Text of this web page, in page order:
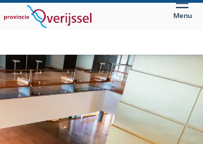
Menu